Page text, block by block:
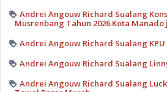
Andrei Angouw Richard Sualang
Musrenbang Tahun 2026 Kota
Andrei Angouw Richard Sualang
Andrei Angouw Richard Sualang
Andrei Angouw Richard Sualang